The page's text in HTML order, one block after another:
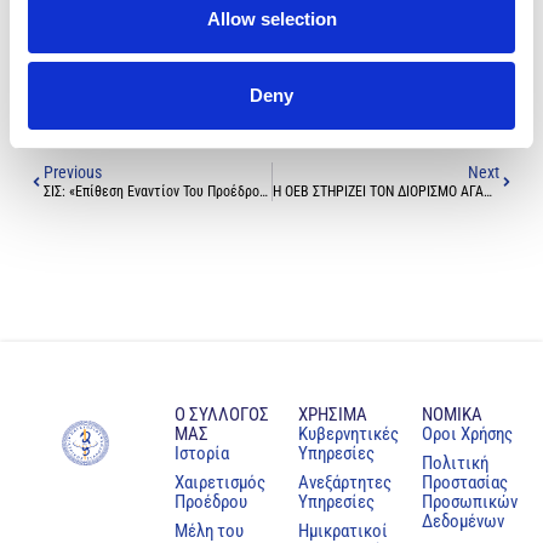
Allow selection
Deny
Τέτοιες συμπεριφορές όχι μόνο δεν εξυπηρετούν την εύρυθμη
λειτουργία του ΓεΣΥ που ο ΠΙΣ προσπαθεί να διασφαλίσει, αλλά την
υποσκάπτουν.
Previous
ΣΙΣ: «Επίθεση Εναντίον Του Προέδρου Του ΠΙΣ, Είναι Επίθεση Εναντίον Της Ιατρικής Κοινότητας»
Next
Η ΟΕΒ ΣΤΗΡΙΖΕΙ ΤΟΝ ΔΙΟΡΙΣΜΟ ΑΓΑΘΑΓΓΕΛΟΥ ΣΤΟ ΔΣ ΤΟΥ ΟΑΥ
Ο ΣΥΛΛΟΓΟΣ
ΜΑΣ
Ιστορία
Χαιρετισμός
Προέδρου
Μέλη του
ΧΡΗΣΙΜΑ
Κυβερνητικές
Υπηρεσίες
Ανεξάρτητες
Υπηρεσίες
Ημικρατικοί
NOMIKA
Oροι Χρήσης
Πολιτική
Προστασίας
Προσωπικών
Δεδομένων